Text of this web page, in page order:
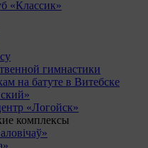
«Классик»
гимнастики
на батуте в Витебске
«Логойск»
комплексы